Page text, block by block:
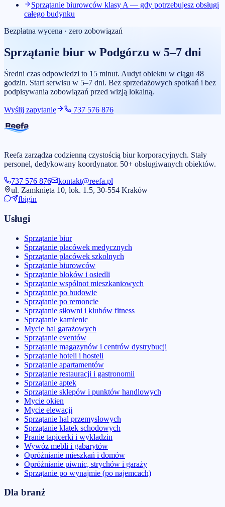
Sprzątanie biurowców klasy A — gdy potrzebujesz obsługi
całego budynku
Bezpłatna wycena · zero zobowiązań
Sprzątanie biur wPodgórzu w 5–7 dni
Średni czas odpowiedzi to 15 minut. Audyt obiektu w ciągu 48
godzin. Start serwisu w 5–7 dni. Bez sprzedażowych spotkań i bez
podpisywania zobowiązań przed wizją lokalną.
Wyślij zapytanie 737 576 876
Reefa zarządza codzienną czystością biur korporacyjnych. Stały
personel, dedykowany koordynator. 50+ obsługiwanych obiektów.
737 576 876
kontakt@reefa.pl
ul. Zamknięta 10, lok. 1.5, 30-554 Kraków
fbigin
Usługi
Sprzątanie biur
Sprzątanie placówek medycznych
Sprzątanie placówek szkolnych
Sprzątanie biurowców
Sprzątanie bloków i osiedli
Sprzątanie wspólnot mieszkaniowych
Sprzątanie po budowie
Sprzątanie po remoncie
Sprzątanie siłowni i klubów fitness
Sprzątanie kamienic
Mycie hal garażowych
Sprzątanie eventów
Sprzątanie magazynów i centrów dystrybucji
Sprzątanie hoteli i hosteli
Sprzątanie apartamentów
Sprzątanie restauracji i gastronomii
Sprzątanie aptek
Sprzątanie sklepów i punktów handlowych
Mycie okien
Mycie elewacji
Sprzątanie hal przemysłowych
Sprzątanie klatek schodowych
Pranie tapicerki i wykładzin
Wywóz mebli i gabarytów
Opróżnianie mieszkań i domów
Opróżnianie piwnic, strychów i garaży
Sprzątanie po wynajmie (po najemcach)
Dla branż